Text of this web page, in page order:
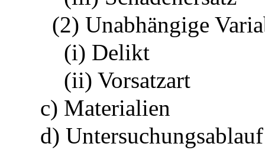
(2) Unabhängige
(i) Delikt
(ii) Vorsatzart
c) Materialien
d) Untersuchungsablauf